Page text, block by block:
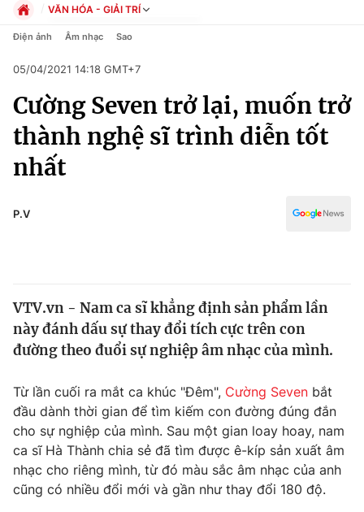
Chuyên mục
Chính trị
Xã hội
Pháp luật
Thế giới
Tin tức
Câu chuyện quốc tế
Kinh tế
Tài chính
Thị trường
Góc doanh nghiệp
Dữ liệu và đời sống
Truyền hình
Phim VTV
Giải trí
VĂN HÓA - GIẢI TRÍ
Chính trị
Pháp luật
Kinh tế
Thể thao
Truyền hình
Văn hóa - Giải trí
Điện ảnh Âm nhạc Sao
05/04/2021 14:18 GMT+7
Cường Seven trở lại, muốn trở
thành nghệ sĩ trình diễn tốt
nhất
P.V
VTV.vn - Nam ca sĩ khẳng định sản phẩm lần
này đánh dấu sự thay đổi tích cực trên con
đường theo đuổi sự nghiệp âm nhạc của mình.
Từ lần cuối ra mắt ca khúc "Đêm", Cường Seven bắt
đầu dành thời gian để tìm kiếm con đường đúng đắn
cho sự nghiệp của mình. Sau một gian loay hoay, nam
ca sĩ Hà Thành chia sẻ đã tìm được ê-kíp sản xuất âm
nhạc cho riêng mình, từ đó màu sắc âm nhạc của anh
cũng có nhiều đổi mới và gần như thay đổi 180 độ.